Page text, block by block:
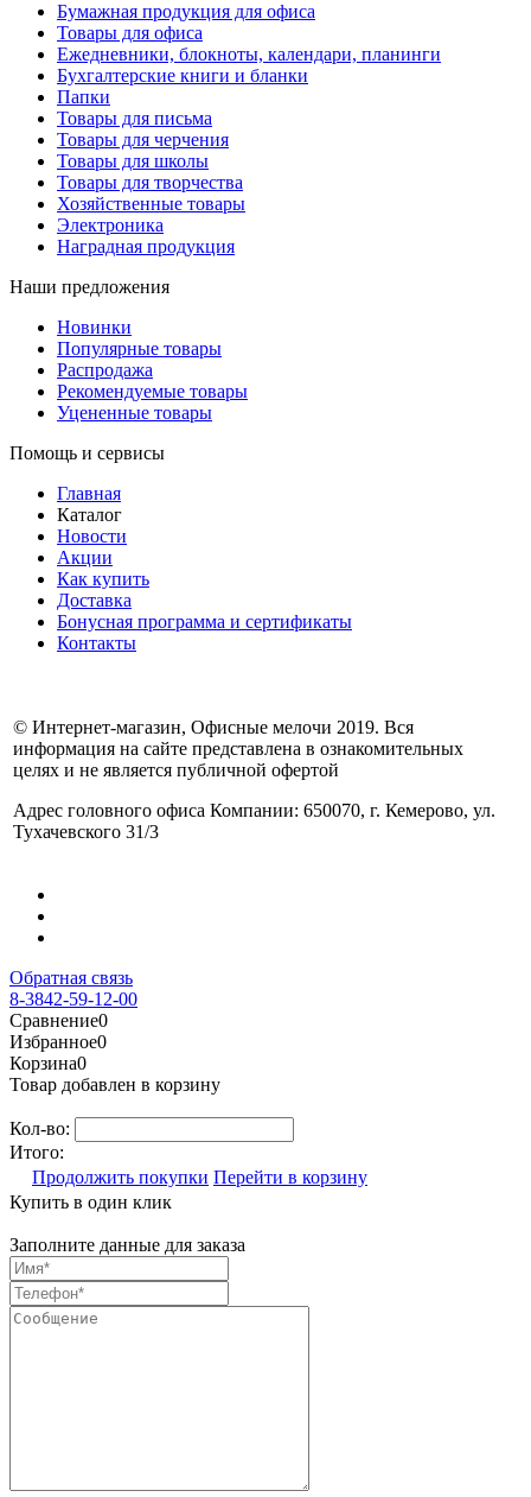
Бумажная продукция для офиса
Товары для офиса
Ежедневники, блокноты, календари, планинги
Бухгалтерские книги и бланки
Папки
Товары для письма
Товары для черчения
Товары для школы
Товары для творчества
Хозяйственные товары
Электроника
Наградная продукция
Наши предложения
Новинки
Популярные товары
Распродажа
Рекомендуемые товары
Уцененные товары
Помощь и сервисы
Главная
Каталог
Новости
Акции
Как купить
Доставка
Бонусная программа и сертификаты
Контакты
© Интернет-магазин, Офисные мелочи 2019. Вся
информация на сайте представлена в ознакомительных
целях и не является публичной офертой
Адрес головного офиса Компании: 650070, г. Кемерово, ул.
Тухачевского 31/3
Обратная связь
8-3842-59-12-00
Сравнение0
Избранное0
Корзина0
Товар добавлен в корзину
Кол-во:
Итого:
Продолжить покупки Перейти в корзину
Купить в один клик
Заполните данные для заказа